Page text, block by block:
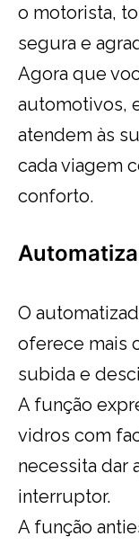
o motorista,
segura e
Agora que
automotivos,
atendem às
cada viagem
conforto.
O
oferece mais
subida e
A função
vidros com
necessita dar
interruptor.
A função